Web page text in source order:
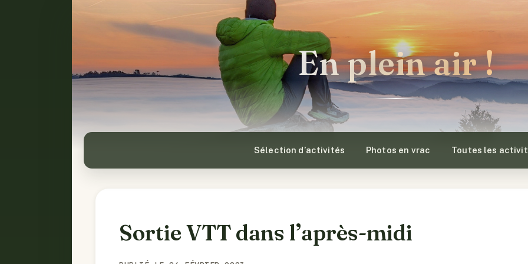
En plein air !
Sélection d’activités Photos en vrac Toutes les
Sortie VTT dans l’après-midi